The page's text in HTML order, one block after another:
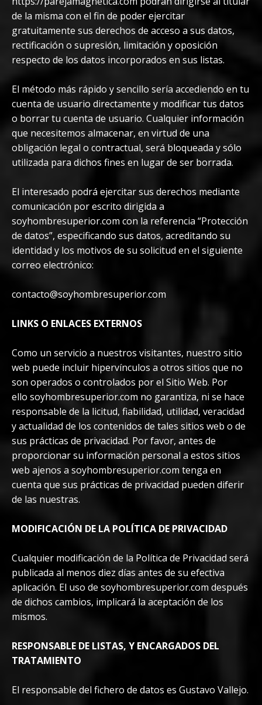
de la misma con el fin de poder ejercitar
gratuitamente sus derechos de acceso a sus datos,
rectificación o supresión, limitación y oposición
respecto de los datos incorporados en sus listas.
El método más rápido y sencillo sería accediendo en tu
cuenta de usuario directamente y modificar tus datos
o borrar tu cuenta de usuario. Cualquier información
que necesitemos almacenar, en virtud de una
obligación legal o contractual, será bloqueada y sólo
utilizada para dichos fines en lugar de ser borrada.
El interesado podrá ejercitar sus derechos mediante
comunicación por escrito dirigida a
soyhombresuperior.com con la referencia “Protección
de datos”, especificando sus datos, acreditando su
identidad y los motivos de su solicitud en el siguiente
correo electrónico:
contacto@soyhombresuperior.com
LINKS O ENLACES EXTERNOS
Como un servicio a nuestros visitantes, nuestro sitio
web puede incluir hipervínculos a otros sitios que no
son operados o controlados por el Sitio Web. Por
ello soyhombresuperior.com no garantiza, ni se hace
responsable de la licitud, fiabilidad, utilidad, veracidad
y actualidad de los contenidos de tales sitios web o de
sus prácticas de privacidad. Por favor, antes de
proporcionar su información personal a estos sitios
web ajenos a soyhombresuperior.com tenga en
cuenta que sus prácticas de privacidad pueden diferir
de las nuestras.
MODIFICACIÓN DE LA POLÍTICA DE PRIVACIDAD
Cualquier modificación de la Política de Privacidad será
publicada al menos diez días antes de su efectiva
aplicación. El uso de soyhombresuperior.com después
de dichos cambios, implicará la aceptación de los
mismos.
RESPONSABLE DE LISTAS, Y ENCARGADOS DEL
TRATAMIENTO
El responsable del fichero de datos es Gustavo Vallejo.